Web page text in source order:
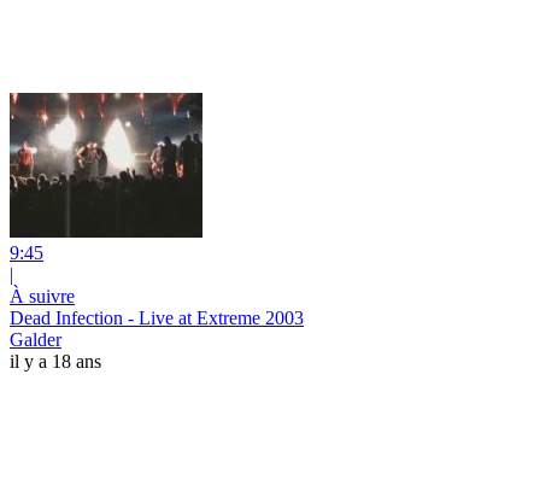
9:45
|
À suivre
Dead Infection - Live at Extreme 2003
Galder
il y a 18 ans